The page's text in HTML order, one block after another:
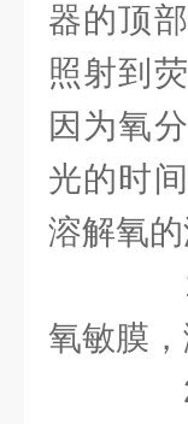
器的顶
照射到
因为氧
光的时
溶解氧的
1
氧敏膜
2